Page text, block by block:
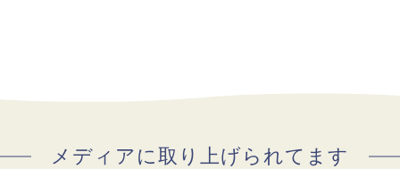
メディアに取り上げられてます